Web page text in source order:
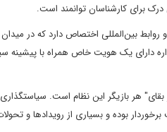
برای کارشناسان توانمند است.
بین‌المللی اختصاص دارد که در
دارای یک هویت خاص همراه با پیشینه
هر بازیگر این نظام است. سیاستگذاری
بوده و بسیاری از رویدادها و